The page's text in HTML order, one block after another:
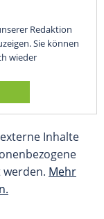
Redaktion
Sie können
wieder
Inhalte
Mehr